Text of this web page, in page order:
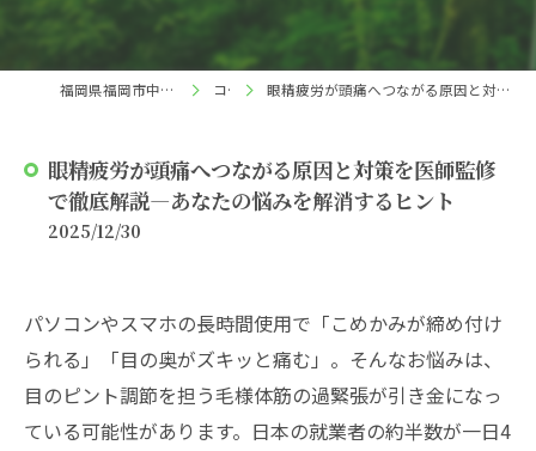
福岡県福岡市中央区の整体ならReflex 小笹店 コラム 眼精疲労が頭痛へつながる原因と対策を医師監修で徹底解説―あなたの悩みを解消するヒント
眼精疲労が頭痛へつながる原因と対策を医師監修
で徹底解説―あなたの悩みを解消するヒント
2025/12/30
パソコンやスマホの長時間使用で「こめかみが締め付け
られる」「目の奥がズキッと痛む」。そんなお悩みは、
目のピント調節を担う毛様体筋の過緊張が引き金になっ
ている可能性があります。日本の就業者の約半数が一日4